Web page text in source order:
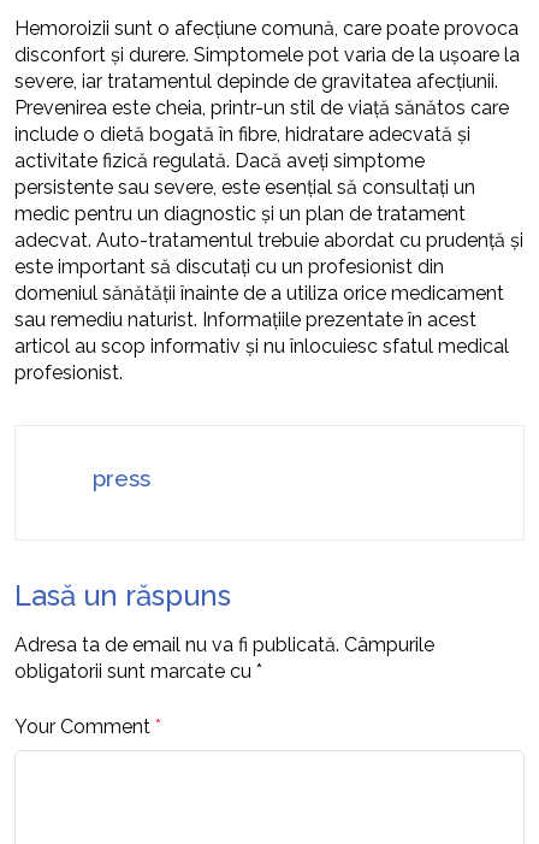
Hemoroizii sunt o afecțiune comună, care poate provoca
disconfort și durere. Simptomele pot varia de la ușoare la
severe, iar tratamentul depinde de gravitatea afecțiunii.
Prevenirea este cheia, printr-un stil de viață sănătos care
include o dietă bogată în fibre, hidratare adecvată și
activitate fizică regulată. Dacă aveți simptome
persistente sau severe, este esențial să consultați un
medic pentru un diagnostic și un plan de tratament
adecvat. Auto-tratamentul trebuie abordat cu prudență și
este important să discutați cu un profesionist din
domeniul sănătății înainte de a utiliza orice medicament
sau remediu naturist. Informațiile prezentate în acest
articol au scop informativ și nu înlocuiesc sfatul medical
profesionist.
press
Lasă un răspuns
Adresa ta de email nu va fi publicată. Câmpurile
obligatorii sunt marcate cu *
Your Comment *